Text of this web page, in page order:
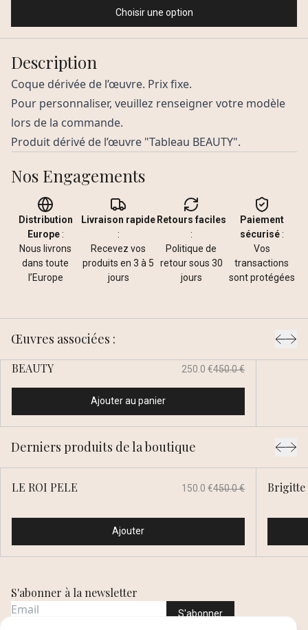
Choisir une option
Description
Coque dérivée de l’œuvre. Prix fixe.
Pour personnaliser, veuillez renseigner votre modèle
lors de la commande.
Produit dérivé de l’œuvre "Tableau BEAUTY".
Nos Engagements
Distribution
Europe:
Nous livrons
dans toute
l’Europe
Livraison rapide
:
Recevez vos
produits en 3 à 5
jours
Retours faciles
:
Politique de
retour sous 30
jours
Paiement
sécurisé:
Vos
transactions
sont protégées
Œuvres associées :
BEAUTY 250.0 €450.0 €
Ajouter au panier
Derniers produits de la boutique
LE ROI PELE 150.0 €450.0 €
Ajouter
Brigitte
S'abonner à la newsletter
S'abonner